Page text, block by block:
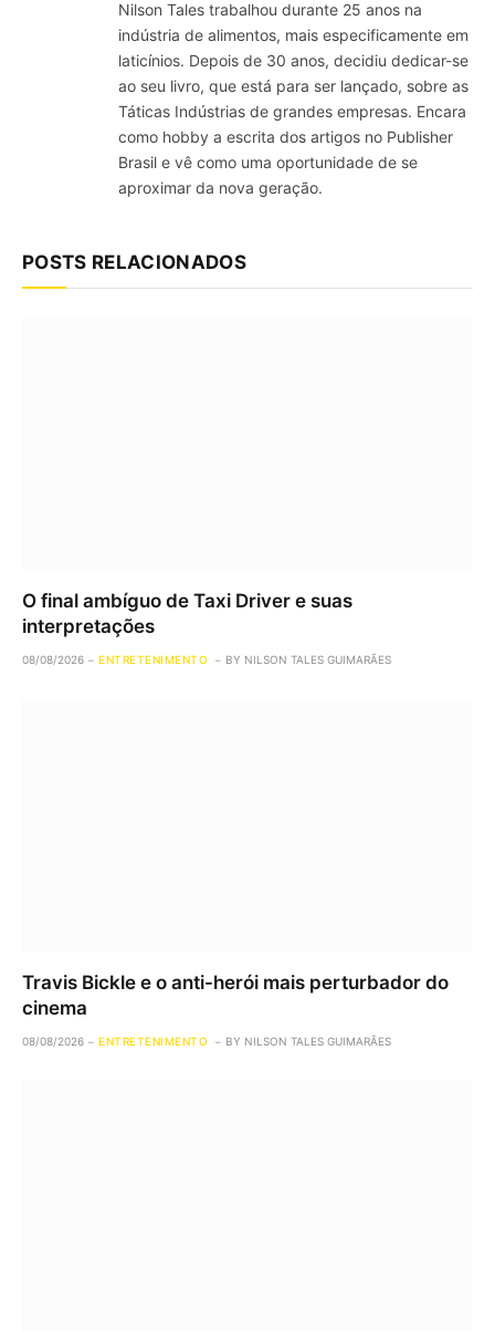
Nilson Tales trabalhou durante 25 anos na
indústria de alimentos, mais especificamente em
laticínios. Depois de 30 anos, decidiu dedicar-se
ao seu livro, que está para ser lançado, sobre as
Táticas Indústrias de grandes empresas. Encara
como hobby a escrita dos artigos no Publisher
Brasil e vê como uma oportunidade de se
aproximar da nova geração.
POSTS RELACIONADOS
O final ambíguo de Taxi Driver e suas
interpretações
08/08/2026 ENTRETENIMENTO BY NILSON TALES GUIMARÃES
Travis Bickle e o anti-herói mais perturbador do
cinema
08/08/2026 ENTRETENIMENTO BY NILSON TALES GUIMARÃES